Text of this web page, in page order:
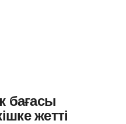
бағасы
жетті